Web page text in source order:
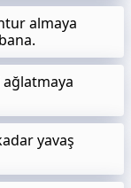
almaya
yavaş